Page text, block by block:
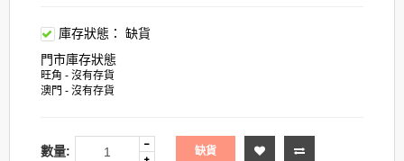
庫存狀態：
缺貨
門市庫存狀態
旺角 - 沒有存貨
澳門 - 沒有存貨
數量: 缺貨